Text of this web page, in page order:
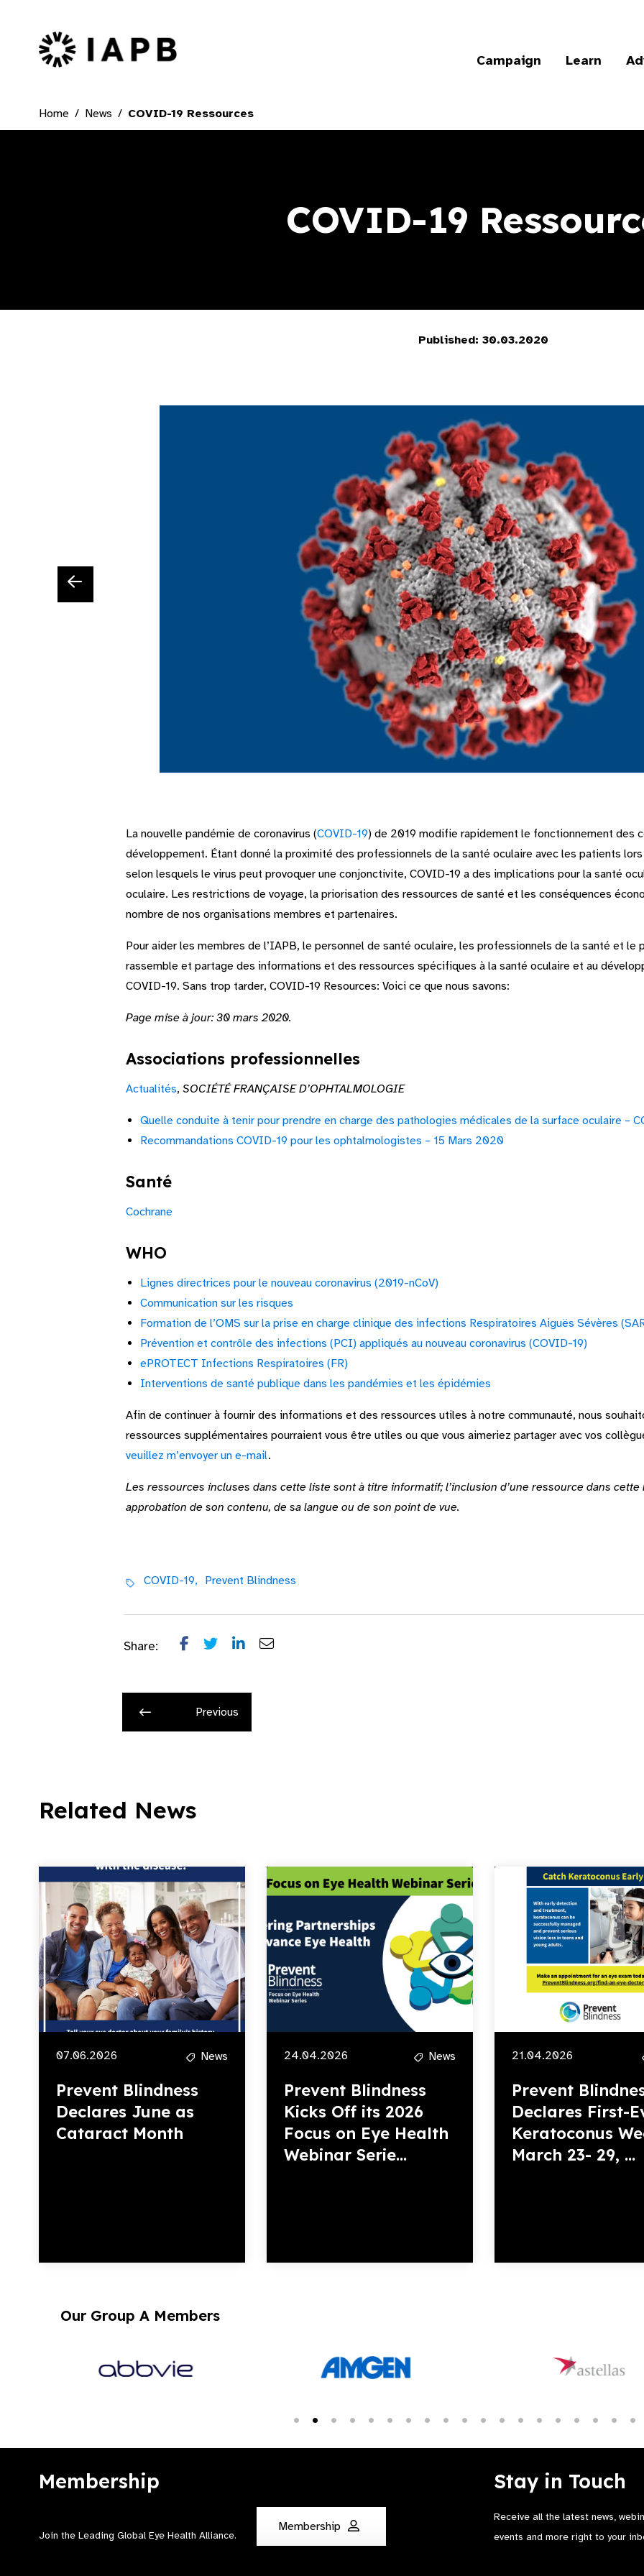
IAPB Home Page
Campaign Learn
Home News COVID-19 Ressources
COVID-19
Published: 30.03.2020
La nouvelle pandémie de coronavirus (COVID-19) de 2019 modifie rapidement le fonctionnement des
développement. Étant donné la proximité des professionnels de la santé oculaire avec les patients
selon lesquels le virus peut provoquer une conjonctivite, COVID-19 a des implications pour la santé
oculaire. Les restrictions de voyage, la priorisation des ressources de santé et les conséquences
nombre de nos organisations membres et partenaires.
Pour aider les membres de l’IAPB, le personnel de santé oculaire, les professionnels de la santé et le
rassemble et partage des informations et des ressources spécifiques à la santé oculaire et au
COVID-19. Sans trop tarder, COVID-19 Resources: Voici ce que nous savons:
Page mise à jour: 30 mars 2020.
Associations professionnelles
Actualités, SOCIÉTÉ FRANÇAISE D’OPHTALMOLOGIE
Quelle conduite à tenir pour prendre en charge des pathologies médicales de la surface oculaire –
Recommandations COVID-19 pour les ophtalmologistes – 15 Mars 2020
Santé
Cochrane
WHO
Lignes directrices pour le nouveau coronavirus (2019-nCoV)
Communication sur les risques
Formation de l’OMS sur la prise en charge clinique des infections Respiratoires Aiguës Sévères
Prévention et contrôle des infections (PCI) appliqués au nouveau coronavirus (COVID-19)
ePROTECT Infections Respiratoires (FR)
Interventions de santé publique dans les pandémies et les épidémies
Afin de continuer à fournir des informations et des ressources utiles à notre communauté, nous
ressources supplémentaires pourraient vous être utiles ou que vous aimeriez partager avec vos
veuillez m’envoyer un e-mail.
Les ressources incluses dans cette liste sont à titre informatif; l’inclusion d’une ressource dans
approbation de son contenu, de sa langue ou de son point de vue.
COVID-19, Prevent Blindness
Share:
Previous
Related News
07.06.2026 News
Prevent Blindness
Declares June as
Cataract Month
24.04.2026 News
Prevent Blindness
Kicks Off its 2026
Focus on Eye Health
Webinar Serie...
21.04.2026
Prevent
Declares First-
Keratoconus
March 23- 29, ...
Our Group A Members
Membership
Join the Leading Global Eye Health Alliance​.
Membership
Stay in Touch
Receive all the latest news,
events and more right to your